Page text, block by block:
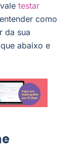
testar
como
da sua
abaixo e